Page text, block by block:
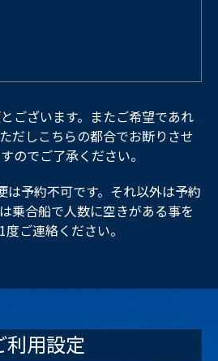
ございます。またご希望であれ
だしこちらの都合でお断りさせ
のでご了承ください。
は予約不可です。それ以外は予約
乗合船で人数に空きがある事を
ご連絡ください。
利用設定